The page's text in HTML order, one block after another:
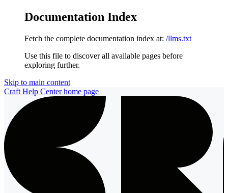
Documentation Index
Fetch the complete documentation index at: /llms.txt
Use this file to discover all available pages before
exploring further.
Skip to main content
Craft Help Centerhome page